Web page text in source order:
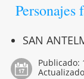
Personajes
SAN
Publicado: